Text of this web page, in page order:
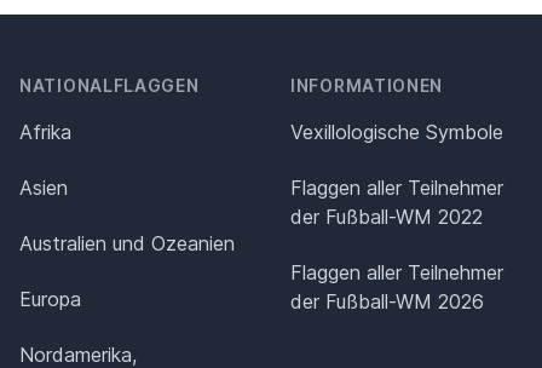
NATIONALFLAGGEN
Afrika
Asien
Australien und Ozeanien
Europa
Nordamerika,
INFORMATIONEN
Vexillologische Symbole
Flaggen aller Teilnehmer
der Fußball-WM 2022
Flaggen aller Teilnehmer
der Fußball-WM 2026